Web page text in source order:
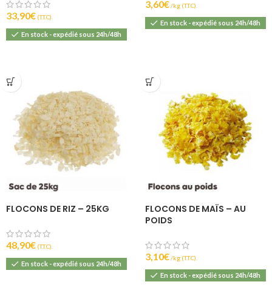
33,90€ (T.T.C).
En stock - expédié sous 24h/48h
3,60€ (T.T.C).
En stock - expédié sous 24h/48h
FLOCONS DE RIZ – 25KG
48,90€ (T.T.C).
En stock - expédié sous 24h/48h
FLOCONS DE MAÏS – AU
POIDS
3,10€ (T.T.C).
En stock - expédié sous 24h/48h